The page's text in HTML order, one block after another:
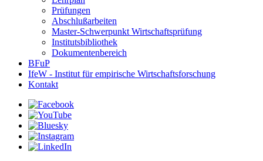
Prüfungen
Abschlußarbeiten
Master-Schwerpunkt Wirtschaftsprüfung
Institutsbibliothek
Dokumentenbereich
BFuP
IfeW - Institut für empirische Wirtschaftsforschung
Kontakt